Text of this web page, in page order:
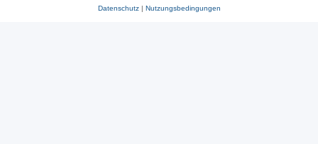
Datenschutz| Nutzungsbedingungen